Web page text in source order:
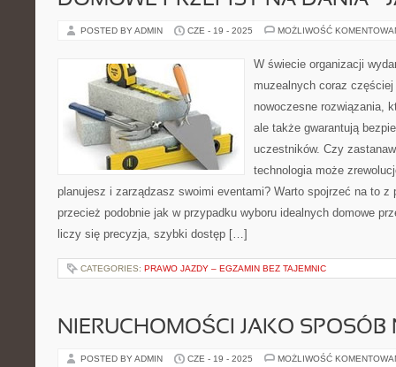
POSTED BY ADMIN CZE - 19 - 2025 MOŻLIWOŚĆ
W świecie organizacji
muzealnych coraz
nowoczesne rozwiązania,
ale także gwarantują
uczestników. Czy
technologia może
planujesz i zarządzasz swoimi eventami? Warto spojrzeć na to z
przecież podobnie jak w przypadku wyboru idealnych domowe
liczy się precyzja, szybki dostęp […]
CATEGORIES: PRAWO JAZDY – EGZAMIN BEZ TAJEMNIC
NIERUCHOMOŚCI JAKO SPOSÓB
POSTED BY ADMIN CZE - 19 - 2025 MOŻLIWOŚĆ